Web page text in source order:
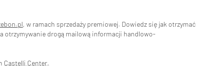
, w ramach sprzedaży premiowej. Dowiedz się jak otrzymać
otrzymywanie drogą mailową informacji handlowo-
Castelli Center.